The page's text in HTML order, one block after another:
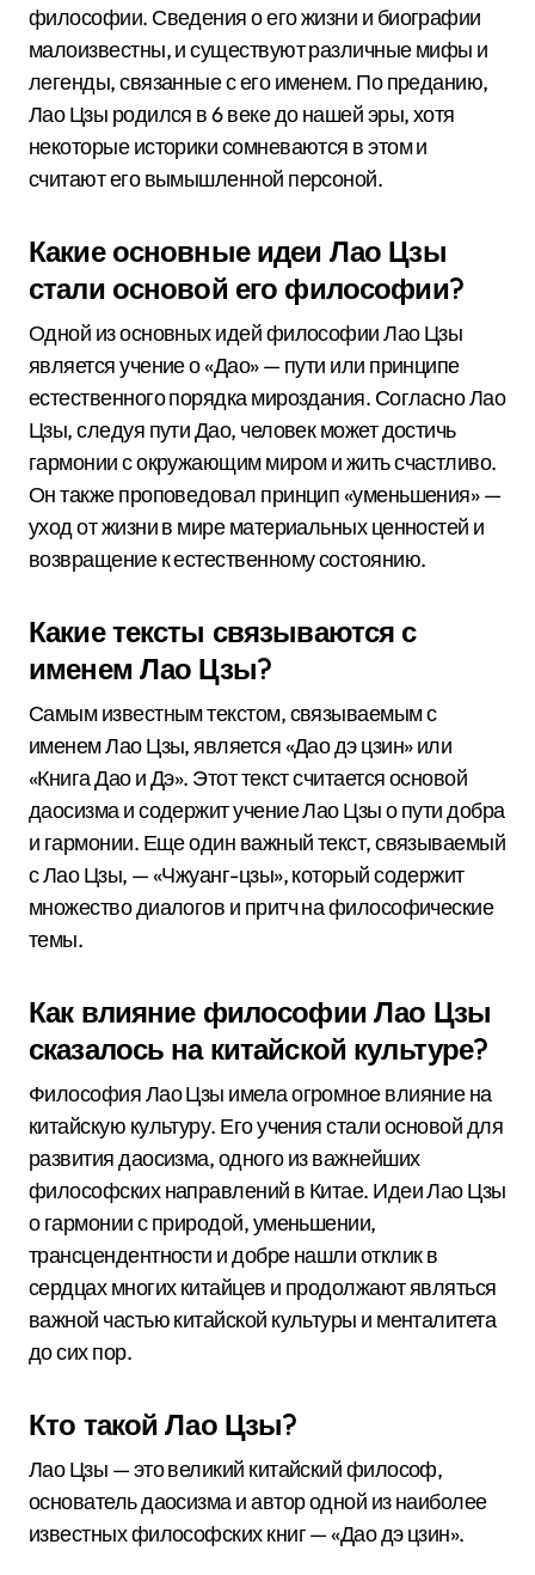
философии. Сведения о его жизни и биографии
малоизвестны, и существуют различные мифы и
легенды, связанные с его именем. По преданию,
Лао Цзы родился в 6 веке до нашей эры, хотя
некоторые историки сомневаются в этом и
считают его вымышленной персоной.
Какие основные идеи Лао Цзы
стали основой его философии?
Одной из основных идей философии Лао Цзы
является учение о «Дао» — пути или принципе
естественного порядка мироздания. Согласно Лао
Цзы, следуя пути Дао, человек может достичь
гармонии с окружающим миром и жить счастливо.
Он также проповедовал принцип «уменьшения» —
уход от жизни в мире материальных ценностей и
возвращение к естественному состоянию.
Какие тексты связываются с
именем Лао Цзы?
Самым известным текстом, связываемым с
именем Лао Цзы, является «Дао дэ цзин» или
«Книга Дао и Дэ». Этот текст считается основой
даосизма и содержит учение Лао Цзы о пути добра
и гармонии. Еще один важный текст, связываемый
с Лао Цзы, — «Чжуанг-цзы», который содержит
множество диалогов и притч на философические
темы.
Как влияние философии Лао Цзы
сказалось на китайской культуре?
Философия Лао Цзы имела огромное влияние на
китайскую культуру. Его учения стали основой для
развития даосизма, одного из важнейших
философских направлений в Китае. Идеи Лао Цзы
о гармонии с природой, уменьшении,
трансцендентности и добре нашли отклик в
сердцах многих китайцев и продолжают являться
важной частью китайской культуры и менталитета
до сих пор.
Кто такой Лао Цзы?
Лао Цзы — это великий китайский философ,
основатель даосизма и автор одной из наиболее
известных философских книг — «Дао дэ цзин».